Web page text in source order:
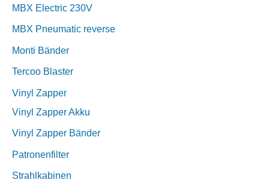
MBX Electric 230V
MBX Pneumatic reverse
Monti Bänder
Tercoo Blaster
Vinyl Zapper
Vinyl Zapper Akku
Vinyl Zapper Bänder
Patronenfilter
Strahlkabinen